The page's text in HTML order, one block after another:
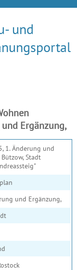
und
und Ergänzung,
1. Änderung und
Stadt
und Ergänzung,